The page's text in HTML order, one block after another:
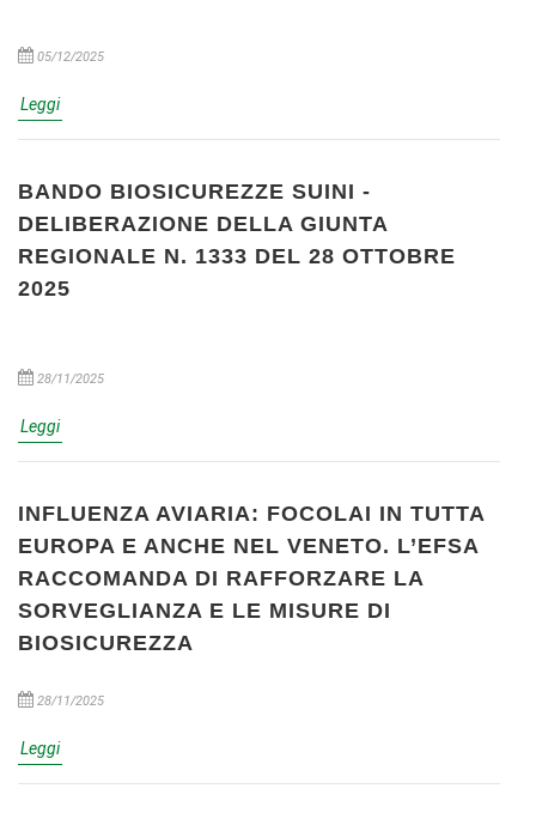
05/12/2025
Leggi
BANDO BIOSICUREZZE SUINI -
DELIBERAZIONE DELLA GIUNTA
REGIONALE N. 1333 DEL 28 OTTOBRE
2025
28/11/2025
Leggi
INFLUENZA AVIARIA: FOCOLAI IN TUTTA
EUROPA E ANCHE NEL VENETO. L’EFSA
RACCOMANDA DI RAFFORZARE LA
SORVEGLIANZA E LE MISURE DI
BIOSICUREZZA
28/11/2025
Leggi